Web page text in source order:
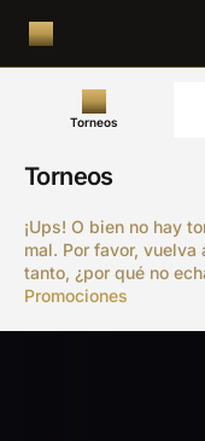
Torneos
Torneos
¡Ups! O bien no hay
mal. Por favor,
tanto, ¿por qué no
Promociones